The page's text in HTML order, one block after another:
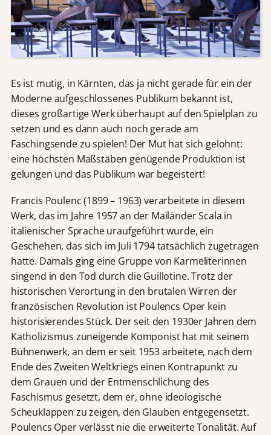
Es ist mutig, in Kärnten, das ja nicht gerade für ein der
Moderne aufgeschlossenes Publikum bekannt ist,
dieses großartige Werk überhaupt auf den Spielplan zu
setzen und es dann auch noch gerade am
Faschingsende zu spielen! Der Mut hat sich gelohnt:
eine höchsten Maßstäben genügende Produktion ist
gelungen und das Publikum war begeistert!
Francis Poulenc (1899 – 1963) verarbeitete in diesem
Werk, das im Jahre 1957 an der Mailänder Scala in
italienischer Sprache uraufgeführt wurde, ein
Geschehen, das sich im Juli 1794 tatsächlich zugetragen
hatte. Damals ging eine Gruppe von Karmeliterinnen
singend in den Tod durch die Guillotine. Trotz der
historischen Verortung in den brutalen Wirren der
französischen Revolution ist Poulencs Oper kein
historisierendes Stück. Der seit den 1930er Jahren dem
Katholizismus zuneigende Komponist hat mit seinem
Bühnenwerk, an dem er seit 1953 arbeitete, nach dem
Ende des Zweiten Weltkriegs einen Kontrapunkt zu
dem Grauen und der Entmenschlichung des
Faschismus gesetzt, dem er, ohne ideologische
Scheuklappen zu zeigen, den Glauben entgegensetzt.
Poulencs Oper verlässt nie die erweiterte Tonalität. Auf